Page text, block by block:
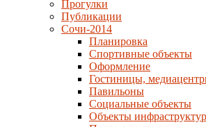
Прогулки
Публикации
Сочи-2014
Планировка
Спортивные объекты
Оформление
Гостиницы,
Павильоны
Социальные объекты
Объекты